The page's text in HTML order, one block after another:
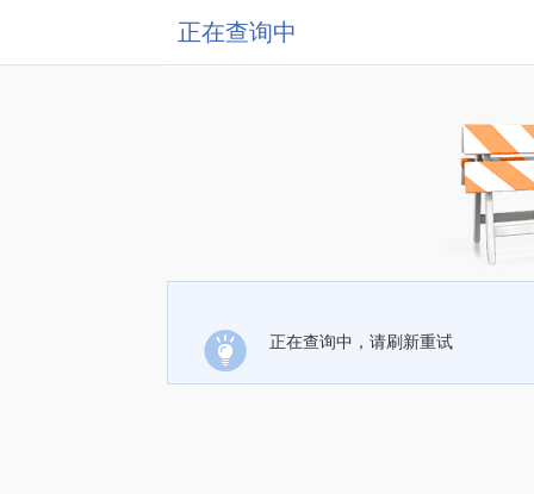
正在查询中
正在查询中，请刷新重试